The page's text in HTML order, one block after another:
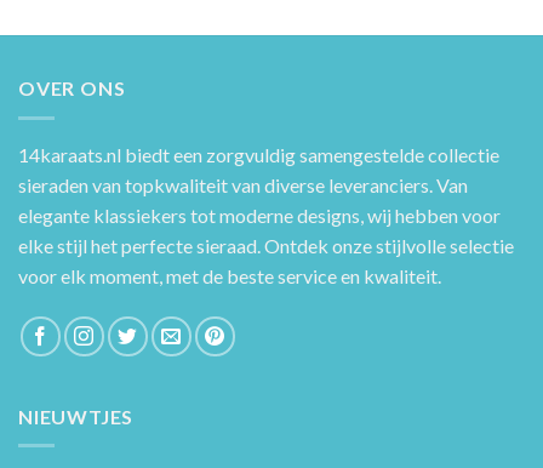
OVER ONS
14karaats.nl biedt een zorgvuldig samengestelde collectie
sieraden van topkwaliteit van diverse leveranciers. Van
elegante klassiekers tot moderne designs, wij hebben voor
elke stijl het perfecte sieraad. Ontdek onze stijlvolle selectie
voor elk moment, met de beste service en kwaliteit.
NIEUWTJES